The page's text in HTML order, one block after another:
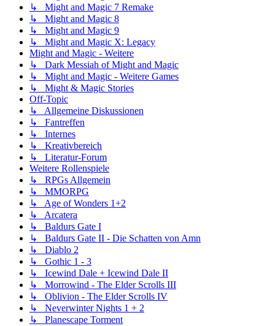
↳ Might and Magic 7 Remake
↳ Might and Magic 8
↳ Might and Magic 9
↳ Might and Magic X: Legacy
Might and Magic - Weitere
↳ Dark Messiah of Might and Magic
↳ Might and Magic - Weitere Games
↳ Might & Magic Stories
Off-Topic
↳ Allgemeine Diskussionen
↳ Fantreffen
↳ Internes
↳ Kreativbereich
↳ Literatur-Forum
Weitere Rollenspiele
↳ RPGs Allgemein
↳ MMORPG
↳ Age of Wonders 1+2
↳ Arcatera
↳ Baldurs Gate I
↳ Baldurs Gate II - Die Schatten von Amn
↳ Diablo 2
↳ Gothic 1 - 3
↳ Icewind Dale + Icewind Dale II
↳ Morrowind - The Elder Scrolls III
↳ Oblivion - The Elder Scrolls IV
↳ Neverwinter Nights 1 + 2
↳ Planescape Torment